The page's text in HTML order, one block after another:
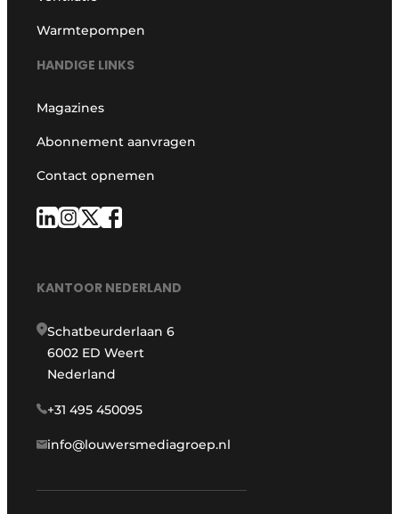
Warmtepompen
HANDIGE LINKS
Magazines
Abonnement aanvragen
Contact opnemen
KANTOOR NEDERLAND
Schatbeurderlaan 6
6002 ED Weert
Nederland
+31 495 450095
info@louwersmediagroep.nl